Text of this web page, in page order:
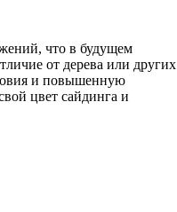
что в будущем
от дерева или других
и повышенную
цвет сайдинга и